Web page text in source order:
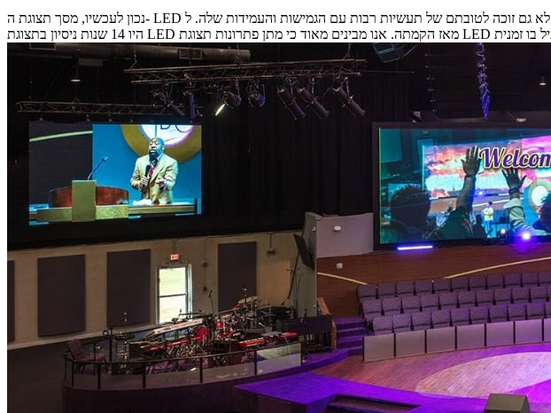
נכון לעכשיו, מסך תצוגת ה- LED הפך לבחירה העליונה עבור פתרונות תצוגה בתרחישים שונים. זה לא רק מציע מצגת חזותית יוצאת מן הכלל אלא גם זוכה לטובתם של תעשיות רבות עם הגמישות והעמידות שלה. ל- RTLED